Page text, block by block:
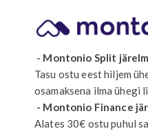
- Montonio Split
Tasu ostu eest hiljem
osamaksena ilma ühegi
- Montonio Finance
Alates 30€ ostu puhul